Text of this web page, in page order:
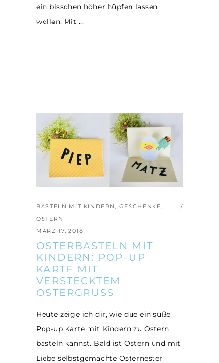
ein bisschen höher hüpfen lassen
wollen. Mit
BASTELN MIT KINDERN, GESCHENKE,
OSTERN
MÄRZ 17, 2018
OSTERBASTELN MIT
KINDERN: POP-UP
KARTE MIT
VERSTECKTEM
OSTERGRUSS
Heute zeige ich dir, wie due ein süße
Pop-up Karte mit Kindern zu Ostern
basteln kannst. Bald ist Ostern und mit
Liebe selbstgemachte Osternester